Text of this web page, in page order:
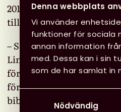
Denna webbplats
Vi använder
funktioner för sociala
annan information
med. Dessa kan i sin
som de har samlat in
Nödvändig
2014. Svensk
tillkännagivandet.
– Så roligt med en
Lindströms särpräglade
förhoppningsvis att nå
föräldrar i fler länder,
biblioteksförening.